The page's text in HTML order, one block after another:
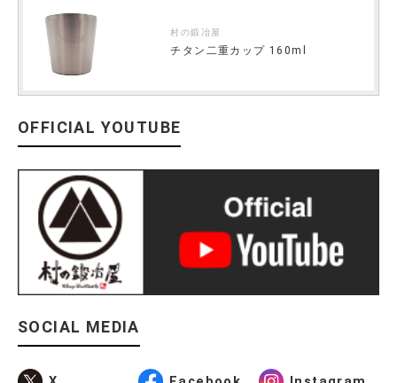
村の鍛冶屋
チタン二重カップ 160ml
OFFICIAL YOUTUBE
SOCIAL MEDIA